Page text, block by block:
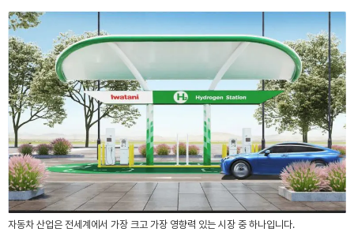
자동차 산업은 전세계에서 가장 크고 가장 영향력 있는 시장 중 하나입니다.